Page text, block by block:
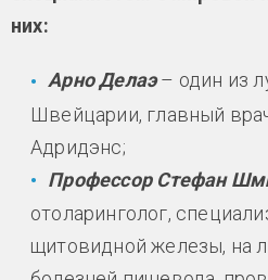
них:
Арно Делаэ– один из
Швейцарии, главный
Адридэнс;
Профессор Стефан
отоларинголог,
щитовидной железы, на